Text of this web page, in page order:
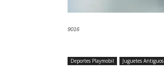
9016
Deportes Playmobil Juguetes Antiguos